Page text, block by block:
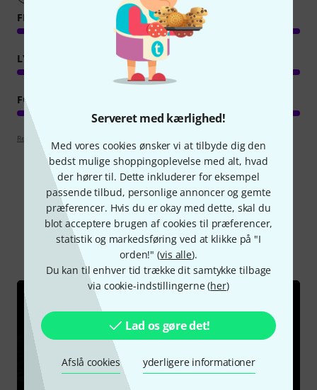
Serveret med kærlighed!
Med vores cookies ønsker vi at tilbyde dig den
bedst mulige shoppingoplevelse med alt, hvad
der hører til. Dette inkluderer for eksempel
passende tilbud, personlige annoncer og gemte
præferencer. Hvis du er okay med dette, skal du
blot acceptere brugen af cookies til præferencer,
statistik og markedsføring ved at klikke på "I
orden!" (vis alle).
Du kan til enhver tid trække dit samtykke tilbage
via cookie-indstillingerne (her)
Lad os gøre det!
Afslå cookies yderligere informationer
FEATURES
LYD
FORARBEJDNING
Retningslinjer for anmeldelser
Vidste du?
Alle videoer Guide